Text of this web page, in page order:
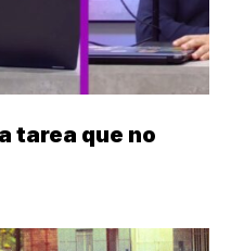
tarea que no